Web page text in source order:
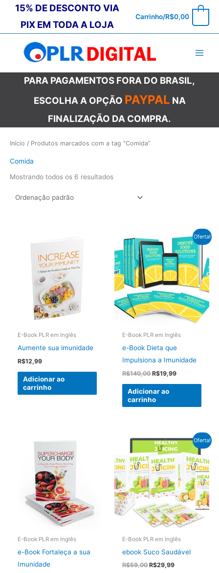
conteúdo
15% DE DESCONTO VIA
PIX EM TODA A LOJA
Carrinho/R$0,00
PARA PAGAMENTOS FORA DO BRASIL,
ESCOLHA A OPÇÃO PAYPAL NA
FINALIZAÇÃO DA COMPRA.
Início / Produtos marcados com a tag “Comida”
Comida
Mostrando todos os 6 resultados
E-Book PLR em Inglês
Aumente sua imunidade
R$12,99
Adicionar ao
carrinho
Oferta!
E-Book PLR em Inglês
e-Book Dieta que
Impulsiona a Imunidade
R$140,00O
original
R$140,00.
R$19,99O
Adicionar ao
carrinho
E-Book PLR em Inglês
e-Book Fortaleça a sua
Imunidade
Oferta!
E-Book PLR em Inglês
ebook Suco Saudável
R$59,00O
R$29,99O